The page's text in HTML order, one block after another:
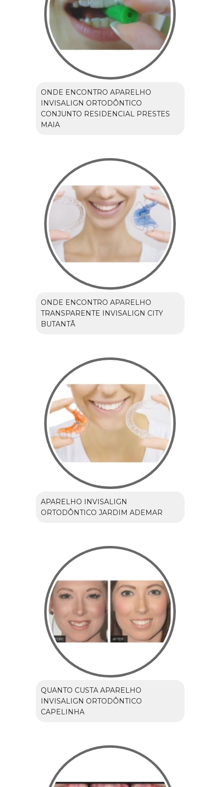
ONDE ENCONTRO APARELHO
INVISALIGN ORTODÔNTICO
CONJUNTO RESIDENCIAL PRESTES
MAIA
ONDE ENCONTRO APARELHO
TRANSPARENTE INVISALIGN CITY
BUTANTÃ
APARELHO INVISALIGN
ORTODÔNTICO JARDIM ADEMAR
QUANTO CUSTA APARELHO
INVISALIGN ORTODÔNTICO
CAPELINHA